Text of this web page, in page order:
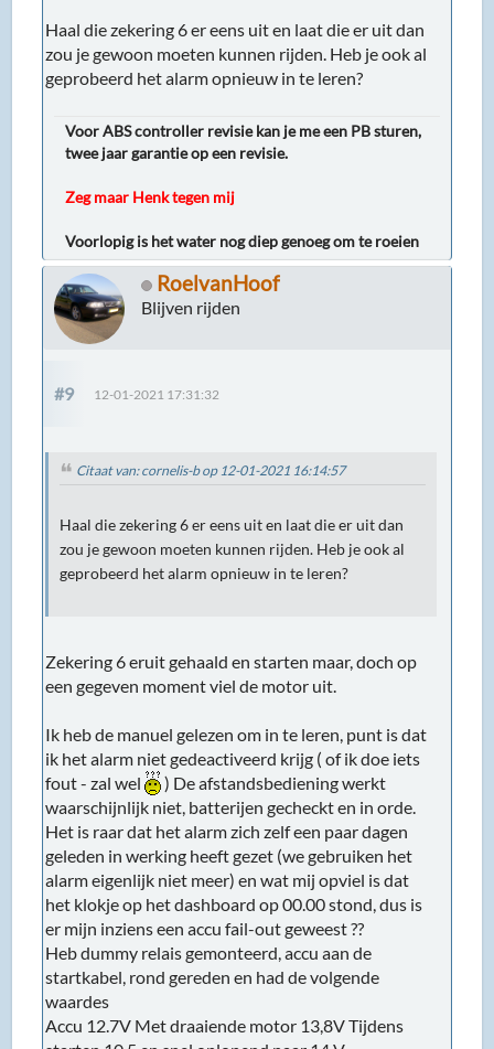
Haal die zekering 6 er eens uit en laat die er uit dan
zou je gewoon moeten kunnen rijden. Heb je ook al
geprobeerd het alarm opnieuw in te leren?
Voor ABS controller revisie kan je me een PB sturen,
twee jaar garantie op een revisie.
Zeg maar Henk tegen mij
Voorlopig is het water nog diep genoeg om te roeien
RoelvanHoof
Blijven rijden
#9 12-01-2021 17:31:32
Citaat van: cornelis-b op 12-01-2021 16:14:57
Haal die zekering 6 er eens uit en laat die er uit dan
zou je gewoon moeten kunnen rijden. Heb je ook al
geprobeerd het alarm opnieuw in te leren?
Zekering 6 eruit gehaald en starten maar, doch op
een gegeven moment viel de motor uit.
Ik heb de manuel gelezen om in te leren, punt is dat
ik het alarm niet gedeactiveerd krijg ( of ik doe iets
fout - zal wel
) De afstandsbediening werkt
waarschijnlijk niet, batterijen gecheckt en in orde.
Het is raar dat het alarm zich zelf een paar dagen
geleden in werking heeft gezet (we gebruiken het
alarm eigenlijk niet meer) en wat mij opviel is dat
het klokje op het dashboard op 00.00 stond, dus is
er mijn inziens een accu fail-out geweest ??
Heb dummy relais gemonteerd, accu aan de
startkabel, rond gereden en had de volgende
waardes
Accu 12.7V Met draaiende motor 13,8V Tijdens